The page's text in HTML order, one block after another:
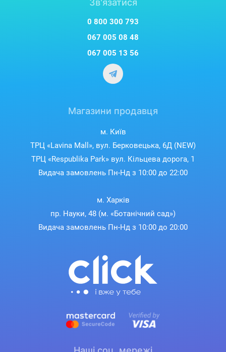
Зв'язатися
0 800 300 793
067 005 08 48
067 005 13 56
Магазини продавця
м. Київ
ТРЦ «Lavina Mall», вул. Берковецька, 6Д (NEW)
ТРЦ «Respublika Park» вул. Кільцева дорога, 1
Видача замовлень Пн-Нд з 10:00 до 22:00
м. Харків
пр. Науки, 48 (м. «Ботанічний сад»)
Видача замовлень Пн-Нд з 10:00 до 20:00